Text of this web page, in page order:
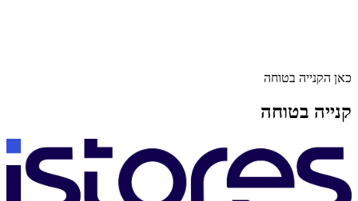
כאן הקנייה בטוחה
קנייה בטוחה